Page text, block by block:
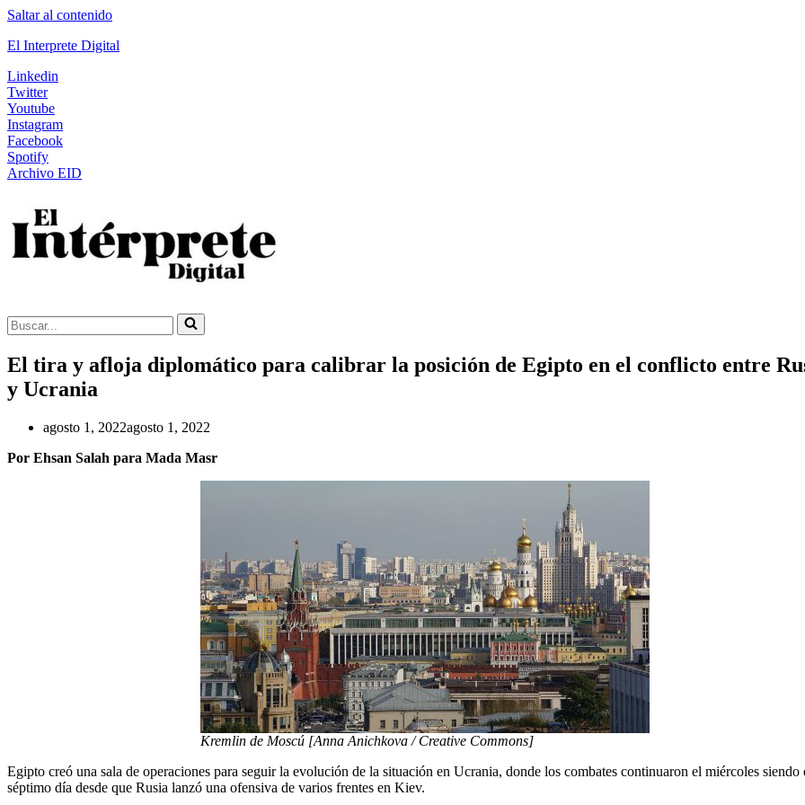
Saltar al contenido
El Interprete Digital
Linkedin
Twitter
Youtube
Instagram
Facebook
Spotify
Archivo EID
Buscar...
El tira y afloja diplomático para calibrar la posición de Egipto en el conflicto entre
y Ucrania
agosto 1, 2022agosto 1, 2022
Por Ehsan Salah para Mada Masr
Kremlin de Moscú [Anna Anichkova / Creative Commons]
Egipto creó una sala de operaciones para seguir la evolución de la situación en Ucrania, donde los combates continuaron el miércoles siendo
séptimo día desde que Rusia lanzó una ofensiva de varios frentes en Kiev.